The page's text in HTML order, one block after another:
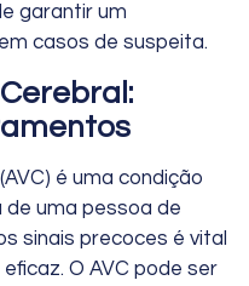
garantir um
casos de suspeita.
é uma condição
uma pessoa de
sinais precoces é vital
O AVC pode ser